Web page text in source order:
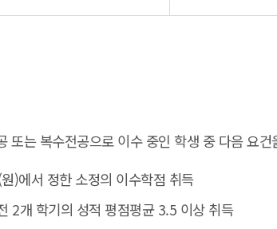
또는 복수전공으로 이수 중인 학생 중 다음 요
)에서 정한 소정의 이수학점 취득
2개 학기의 성적 평점평균 3.5 이상 취득